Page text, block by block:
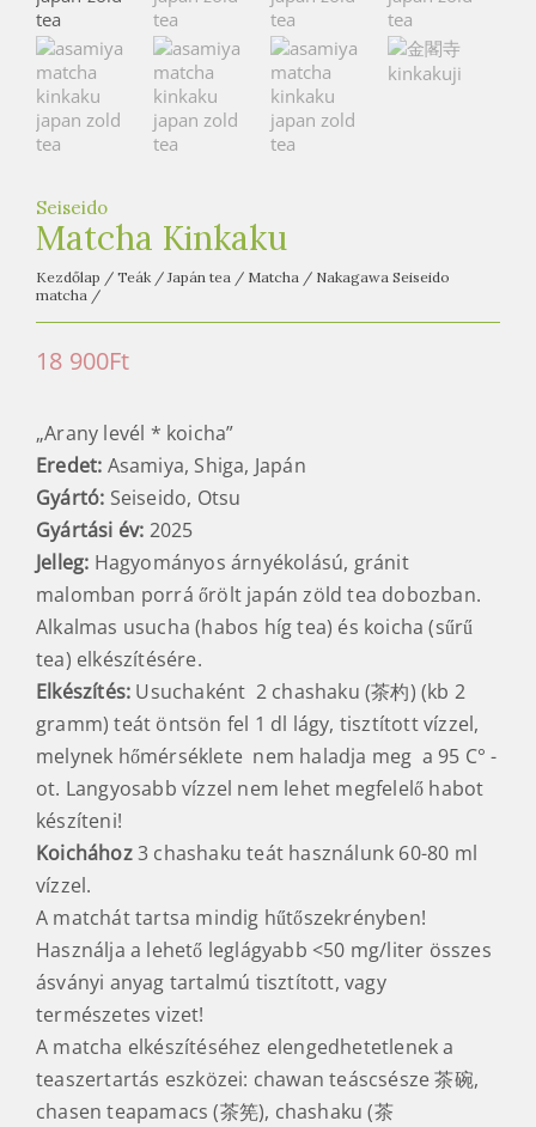
t
e
a
h
z
Seiseido
Matcha Kinkaku
Kezdőlap / Teák /Japán tea / Matcha / Nakagawa Seiseido
matcha /
18 900Ft
„Arany levél * koicha”
Eredet: Asamiya, Shiga, Japán
Gyártó: Seiseido, Otsu
Gyártási év: 2025
Jelleg: Hagyományos árnyékolású, gránit
malomban porrá őrölt japán zöld tea dobozban.
Alkalmas usucha (habos híg tea) és koicha (sűrű
tea) elkészítésére.
Elkészítés: Usuchaként 2 chashaku (茶杓) (kb 2
gramm) teát öntsön fel 1 dl lágy, tisztított vízzel,
melynek hőmérséklete nem haladja meg a 95 C° -
ot. Langyosabb vízzel nem lehet megfelelő habot
készíteni!
Koichához3 chashaku teát használunk 60-80 ml
vízzel.
A matchát tartsa mindig hűtőszekrényben!
Használja a lehető leglágyabb <50 mg/liter összes
ásványi anyag tartalmú tisztított, vagy
természetes vizet!
A matcha elkészítéséhez elengedhetetlenek a
teaszertartás eszközei: chawan teáscsésze 茶碗,
chasen teapamacs (茶筅), chashaku (茶